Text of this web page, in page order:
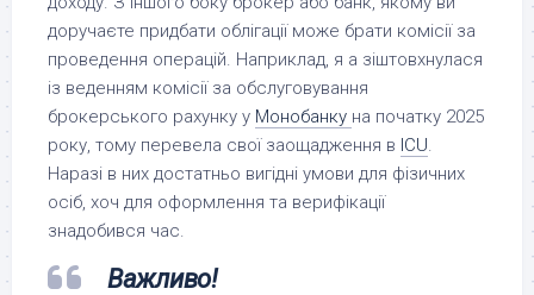
доручаєте придбати облігації може брати комісії за
проведення операцій. Наприклад, я а зіштовхнулася
із веденням комісії за обслуговування
брокерського рахунку у Монобанку на початку 2025
року, тому перевела свої заощадження в ICU.
Наразі в них достатньо вигідні умови для фізичних
осіб, хоч для оформлення та верифікації
знадобився час.
Важливо!